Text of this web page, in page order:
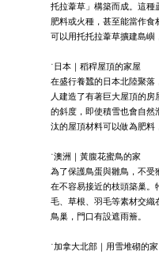
托拉葦草」構築而成。這種
肥料或火種，甚至能當作食
可以用托托拉葦草擴建島嶼
˙日本｜稻稈屋頂的家屋
在盛行養蠶的日本北陸聚落
人建造了有著巨大屋頂的
的斜度，即使積雪也會自然
汰的屋頂材料可以做為肥料
˙澳洲｜黃腹花蜜鳥的家
為了保護鳥蛋與雛鳥，不受
在不容易接近的枝頭築巢。
毛、草根、羽毛等素材交織
鳥巢，門口有設遮雨簷。
˙加拿大北部｜用雪堆砌的家